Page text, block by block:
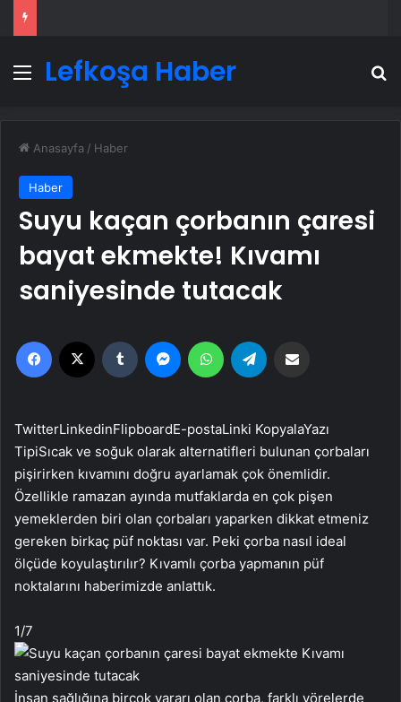
Menü
Lefkoşa Haber
Anasayfa / Haber
Haber
Suyu kaçan çorbanın çaresi
bayat ekmekte! Kıvamı
saniyesinde tutacak
Facebook Tumblr MessengerWhatsApp
TwitterLinkedinFlipboardE-postaLinki KopyalaYazı
TipiSıcak ve soğuk olarak alternatifleri bulunan çorbaları
pişirirken kıvamını doğru ayarlamak çok önemlidir.
Özellikle ramazan ayında mutfaklarda en çok pişen
yemeklerden biri olan çorbaları yaparken dikkat etmeniz
gereken birkaç püf noktası var. Peki çorba nasıl ideal
ölçüde koyulaştırılır? Kıvamlı çorba yapmanın püf
noktalarını haberimizde anlattık.
1/7
İnsan sağlığına birçok yararı olan çorba, farklı yörelerde